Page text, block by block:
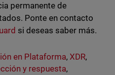
permanente de
Ponte en contacto
si deseas saber más.
en Plataforma,XDR,
y respuesta,